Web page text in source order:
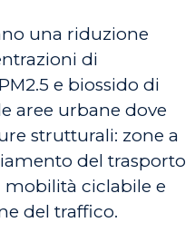
una riduzione
di
e biossido di
aree urbane dove
strutturali: zone a
del trasporto
ciclabile e
del traffico.